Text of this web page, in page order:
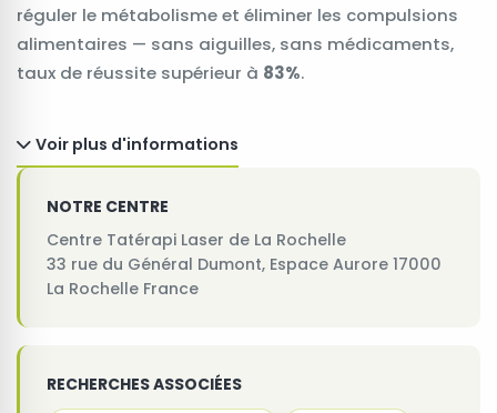
réguler le métabolisme et éliminer les compulsions
alimentaires — sans aiguilles, sans médicaments,
taux de réussite supérieur à 83%.
Voir plus d'informations
NOTRE CENTRE
Centre Tatérapi Laser de La Rochelle
33 rue du Général Dumont, Espace Aurore 17000
La Rochelle France
RECHERCHES ASSOCIÉES